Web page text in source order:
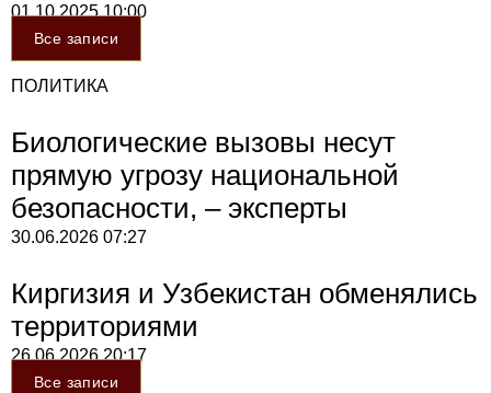
01.10.202510:00
Все записи
ПОЛИТИКА
Биологические вызовы несут
прямую угрозу национальной
безопасности, – эксперты
30.06.2026 07:27
Киргизия и Узбекистан обменялись
территориями
26.06.202620:17
Все записи